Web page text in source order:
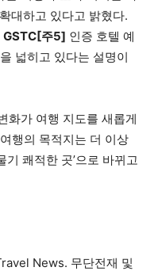
대하고 있다고 밝혔다.
GSTC[주5] 인증 호텔 예
넓히고 있다는 설명이
화가 여행 지도를 새롭게
행의 목적지는 더 이상
기 쾌적한 곳’으로 바뀌고
News. 무단전재 및